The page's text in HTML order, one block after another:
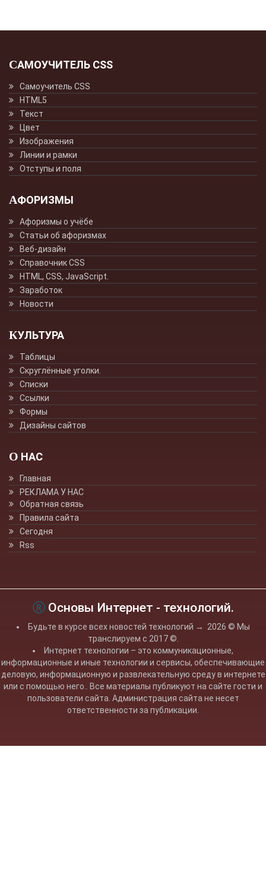
САМОУЧИТЕЛЬ CSS
Самоучитель CSS
HTML5
Текст
Цвет
Изображения
Линии и рамки
Отступы и поля
АФОРИЗМЫ
Афоризмы о учёбе
Статьи об афоризмах
Веб-дизайн
Справочник CSS
HTML, CSS, JavaScript.
Заработок
Новости
КУЛЬТУРА
Таблицы
Скруглённые уголки.
Списки
Ссылки
Формы
Дизайны сайтов
О НАС
Главная
РЕКЛАМА У НАС
Обратная связь
Правила сайта
Сегодня
Rss
Основы Интернет - технологий.
Будьте в курсе всех новостей технологий → 2026 © Мы
транслируем с 2017 ©.
Интернет технологии – это коммуникационные,
информационные и иные технологии и сервисы, обеспечивающие
деловую, информационную и развлекательную среду в интернете
или с помощью него.. Все материалы публикуют на сайте гости и
пользователи сайта. Администрация сайта не несет
ответственности за публикации.